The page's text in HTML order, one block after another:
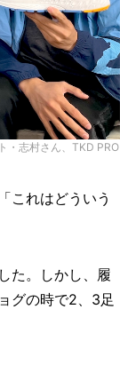
・志村さん、TKD PRO
これはどういう
た。しかし、履
グの時で2、3足